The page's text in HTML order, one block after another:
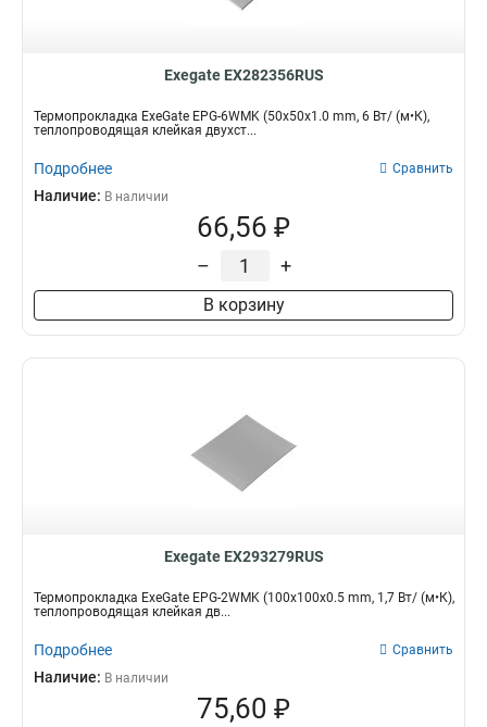
Exegate EX282356RUS
Термопрокладка ExeGate EPG-6WMK (50x50x1.0 mm, 6 Вт/ (м•К),
теплопроводящая клейкая двухст...
Подробнее Сравнить
Наличие: В наличии
66,56 ₽
– +
В корзину
Exegate EX293279RUS
Термопрокладка ExeGate EPG-2WMK (100x100x0.5 mm, 1,7 Вт/ (м•К),
теплопроводящая клейкая дв...
Подробнее Сравнить
Наличие: В наличии
75,60 ₽